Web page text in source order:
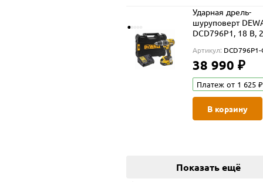
Ударная дрель-
шуруповерт
DCD796P1, 18 В,
АКБ 5 Ач и ЗУ, в
TSTAK
Артикул: DCD796P1-
38 990 ₽
Платеж от 1 625 ₽
В корзину
Показать ещё